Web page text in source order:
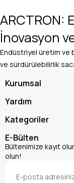
ARCTRON:
İnovasyon
Endüstriyel üretim ve
ve sürdürülebilirlik
ARCTRON ürün
otomotive, HVAC
yelpazede yüksek
ARCTRON
ARCTRON, sadece
operasyonel
Kurumsal
Yardım
Kategoriler
E-Bülten
Bültenimize kayıt
olun!